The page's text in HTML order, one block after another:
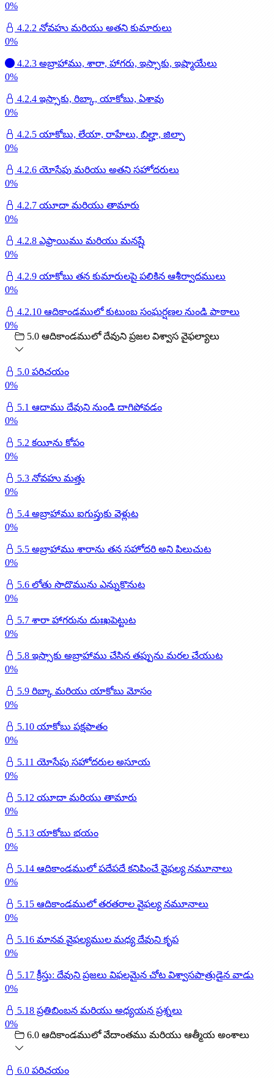
0%
4.2.2 నోవహు మరియు అతని కుమారులు
0%
4.2.3 అబ్రాహాము, శారా, హాగరు, ఇస్సాకు, ఇష్మాయేలు
0%
4.2.4 ఇస్సాకు, రిబ్కా, యాకోబు, ఏశావు
0%
4.2.5 యాకోబు, లేయా, రాహేలు, బిల్హా, జిల్పా
0%
4.2.6 యోసేపు మరియు అతని సహోదరులు
0%
4.2.7 యూదా మరియు తామారు
0%
4.2.8 ఎఫ్రాయిము మరియు మనష్షే
0%
4.2.9 యాకోబు తన కుమారులపై పలికిన ఆశీర్వాదములు
0%
4.2.10 ఆదికాండములో కుటుంబ సంఘర్షణల నుండి పాఠాలు
0%
5.0 ఆదికాండములో దేవుని ప్రజల విశ్వాస వైఫల్యాలు
5.0 పరిచయం
0%
5.1 ఆదాము దేవుని నుండి దాగిపోవడం
0%
5.2 కయీను కోపం
0%
5.3 నోవహు మత్తు
0%
5.4 అబ్రాహాము ఐగుప్తుకు వెళ్లుట
0%
5.5 అబ్రాహాము శారాను తన సహోదరి అని పిలుచుట
0%
5.6 లోతు సొదొమును ఎన్నుకొనుట
0%
5.7 శారా హాగరును దుఃఖపెట్టుట
0%
5.8 ఇస్సాకు అబ్రాహాము చేసిన తప్పును మరల చేయుట
0%
5.9 రిబ్కా మరియు యాకోబు మోసం
0%
5.10 యాకోబు పక్షపాతం
0%
5.11 యోసేపు సహోదరుల అసూయ
0%
5.12 యూదా మరియు తామారు
0%
5.13 యాకోబు భయం
0%
5.14 ఆదికాండములో పదేపదే కనిపించే వైఫల్య నమూనాలు
0%
5.15 ఆదికాండములో తరతరాల వైఫల్య నమూనాలు
0%
5.16 మానవ వైఫల్యముల మధ్య దేవుని కృప
0%
5.17 క్రీస్తు: దేవుని ప్రజలు విఫలమైన చోట విశ్వాసపాత్రుడైన వాడు
0%
5.18 ప్రతిబింబన మరియు అధ్యయన ప్రశ్నలు
0%
6.0 ఆదికాండములో వేదాంతము మరియు ఆత్మీయ అంశాలు
6.0 పరిచయం